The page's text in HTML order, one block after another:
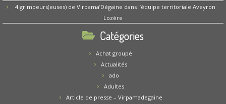
4 grimpeurs(euses) de Virpama’Dégaine dans l’équipe territoriale Aveyron
Lozère
Catégories
Achat groupé
Actualités
ado
Adultes
Article de presse – Virpamadegaine